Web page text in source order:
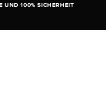
UND 100% SICHERHEIT